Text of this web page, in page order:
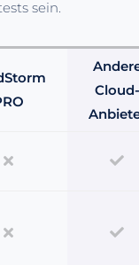
sein.
Cloud-